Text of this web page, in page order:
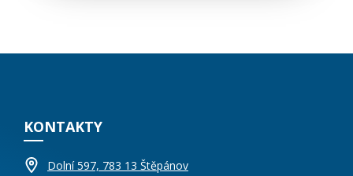
KONTAKTY
Dolní 597, 783 13 Štěpánov